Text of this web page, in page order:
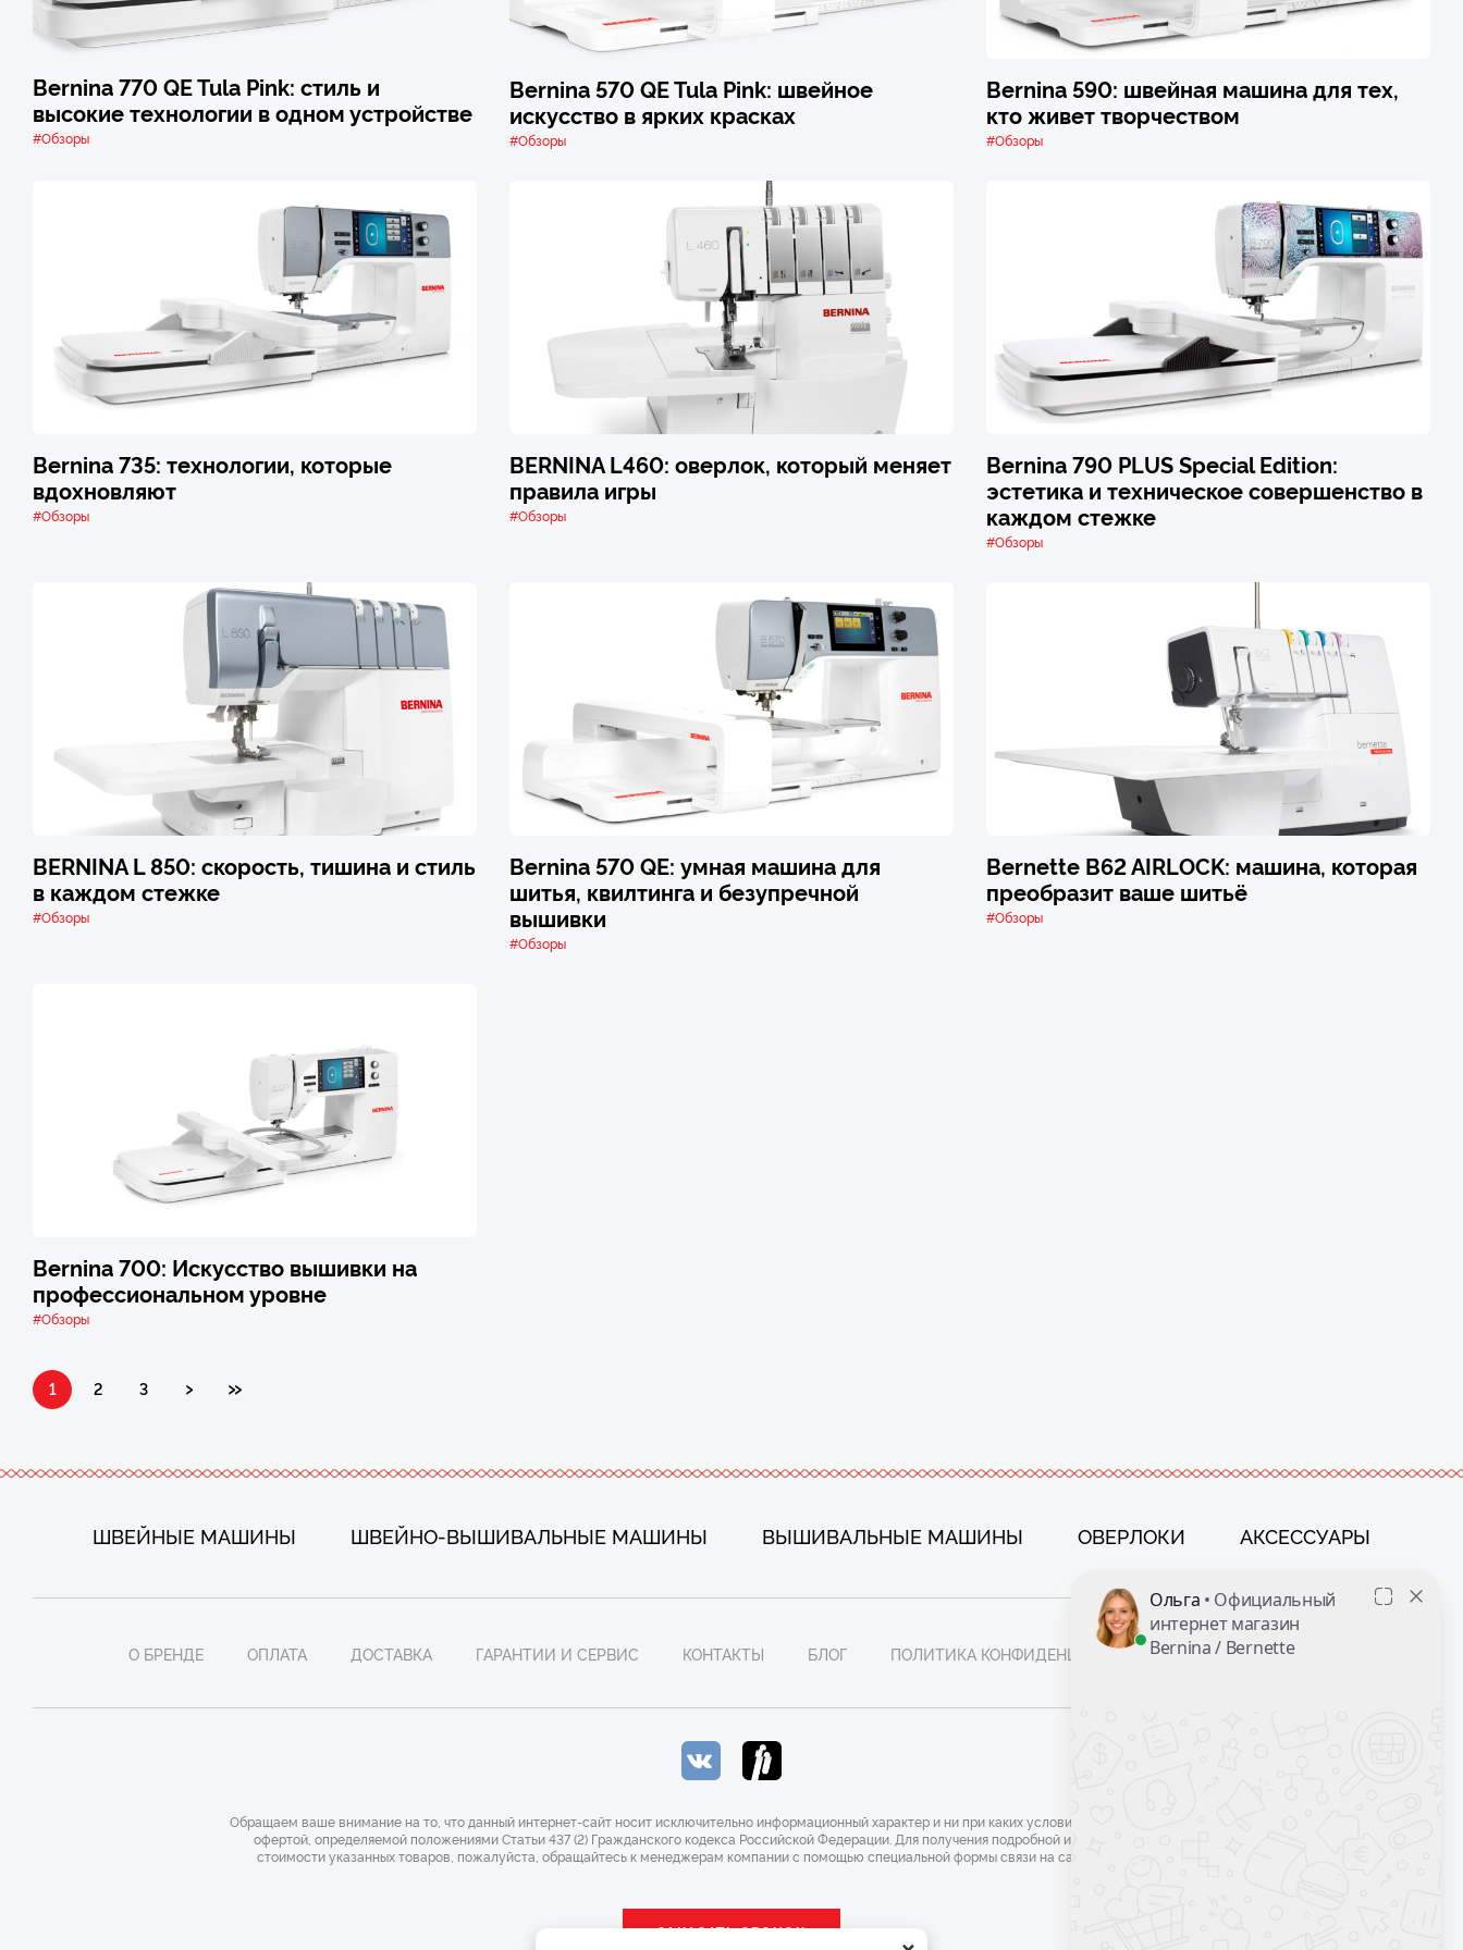
Bernina 770 QE Tula Pink: стиль и
высокие технологии в одном устройстве
#Обзоры
Bernina 570 QE Tula Pink: швейное
искусство в ярких красках
#Обзоры
Bernina 590: швейная машина для тех,
кто живет творчеством
#Обзоры
Bernina 735: технологии, которые
вдохновляют
#Обзоры
BERNINA L460: оверлок, который меняет
правила игры
#Обзоры
Bernina 790 PLUS Special Edition:
эстетика и техническое совершенство в
каждом стежке
#Обзоры
BERNINA L 850: скорость, тишина и стиль
в каждом стежке
#Обзоры
Bernina 570 QE: умная машина для
шитья, квилтинга и безупречной
вышивки
#Обзоры
Bernette B62 AIRLOCK: машина, которая
преобразит ваше шитьё
#Обзоры
Bernina 700: Искусство вышивки на
профессиональном уровне
#Обзоры
1 2 3 › »
ШВЕЙНЫЕ МАШИНЫ ШВЕЙНО-ВЫШИВАЛЬНЫЕ МАШИНЫ ВЫШИВАЛЬНЫЕ МАШИНЫ ОВЕРЛОКИ АКСЕССУАРЫ
О БРЕНДЕ ОПЛАТА ДОСТАВКА ГАРАНТИИ И СЕРВИС КОНТАКТЫ БЛОГ ПОЛИТИКА КОНФИДЕНЦИАЛЬНОСТИ ФАЙЛЫ COOKIE
Обращаем ваше внимание на то, что данный интернет-сайт носит исключительно информационный характер и ни при каких условиях не является публичной
офертой, определяемой положениями Статьи 437 (2) Гражданского кодекса Российской Федерации. Для получения подробной информации наличии и
стоимости указанных товаров, пожалуйста, обращайтесь к менеджерам компании с помощью специальной формы связи на сайте или по телефону.
ЗАКАЗАТЬ ЗВОНОК